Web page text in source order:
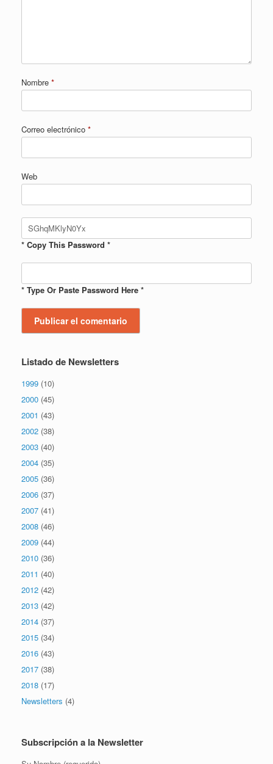
Nombre *
Correo electrónico *
Web
* Copy This Password *
* Type Or Paste Password Here *
Listado de Newsletters
1999 (10)
2000 (45)
2001 (43)
2002 (38)
2003 (40)
2004 (35)
2005 (36)
2006 (37)
2007 (41)
2008 (46)
2009 (44)
2010 (36)
2011 (40)
2012 (42)
2013 (42)
2014 (37)
2015 (34)
2016 (43)
2017 (38)
2018 (17)
Newsletters (4)
Subscripción a la Newsletter